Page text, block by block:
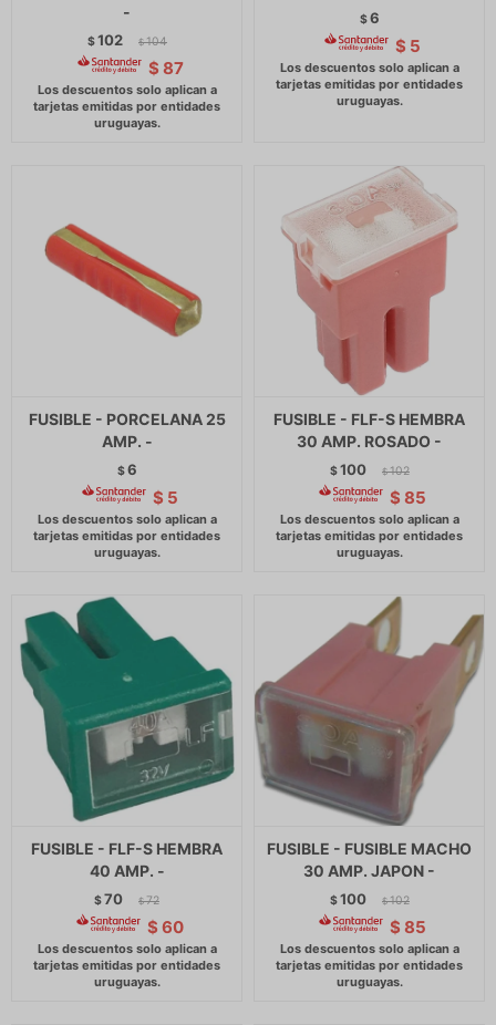
-
$102 $ 104
$ 87
$6
$ 5
FUSIBLE - PORCELANA 25
AMP. -
$6
$ 5
FUSIBLE - FLF-S HEMBRA
30 AMP. ROSADO -
$100 $ 102
$ 85
FUSIBLE - FLF-S HEMBRA
40 AMP. -
$70 $ 72
$ 60
FUSIBLE - FUSIBLE MACHO
30 AMP. JAPON -
$100 $ 102
$ 85